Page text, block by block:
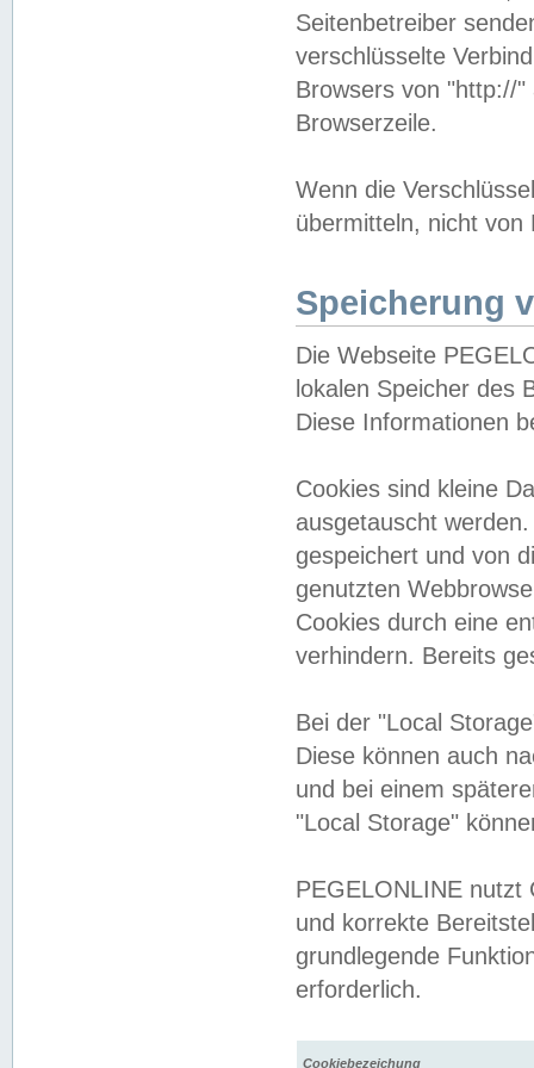
Seitenbetreiber
verschlüsselte
Browsers von "http://
Browserzeile.
Wenn die
übermitteln, nicht von
Speicherung
Die Webseite
lokalen Speicher des
Diese Informationen
Cookies sind kleine
ausgetauscht
gespeichert und von
genutzten
Cookies durch eine
verhindern. Bereits
Bei der "Local
Diese können auch
und bei einem
"Local Storage"
PEGELONLINE nutzt
und korrekte
grundlegende
erforderlich.
Cookiebezeichung